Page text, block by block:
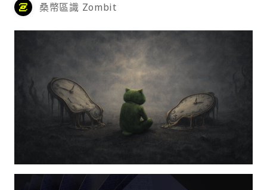
桑幣區識 Zombit